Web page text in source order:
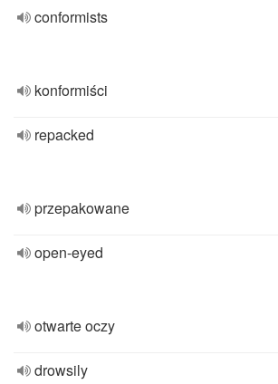
conformists
konformiści
repacked
przepakowane
open-eyed
otwarte oczy
drowsily